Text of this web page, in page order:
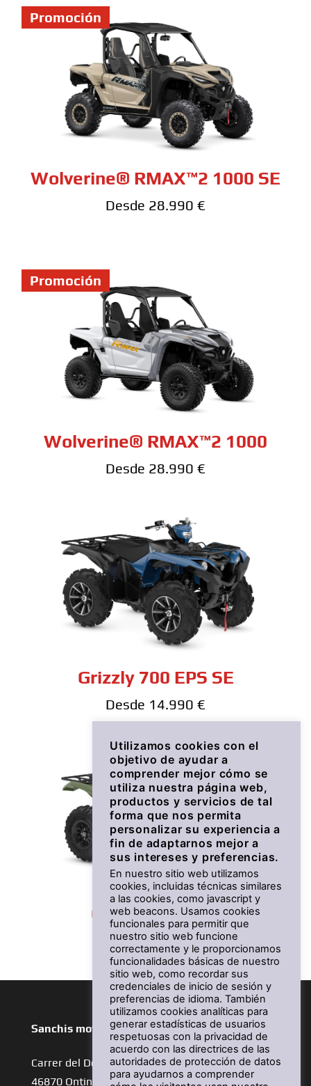
Promoción
Wolverine® RMAX™2 1000 SE
Desde 28.990 €
Promoción
Wolverine® RMAX™2 1000
Desde 28.990 €
Grizzly 700 EPS SE
Desde 14.990 €
Grizzly 700 EPS
Desde 13.990 €
Sanchis motos
Carrer del Dos de Maig, 28
46870 Ontinyent
Utilizamos cookies con el
objetivo de ayudar a
comprender mejor cómo se
utiliza nuestra página web,
productos y servicios de tal
forma que nos permita
personalizar su experiencia a
fin de adaptarnos mejor a
sus intereses y preferencias.
En nuestro sitio web utilizamos
cookies, incluidas técnicas similares
a las cookies, como javascript y
web beacons. Usamos cookies
funcionales para permitir que
nuestro sitio web funcione
correctamente y le proporcionamos
funcionalidades básicas de nuestro
sitio web, como recordar sus
credenciales de inicio de sesión y
preferencias de idioma. También
utilizamos cookies analíticas para
generar estadísticas de usuarios
respetuosas con la privacidad de
acuerdo con las directrices de las
autoridades de protección de datos
para ayudarnos a comprender